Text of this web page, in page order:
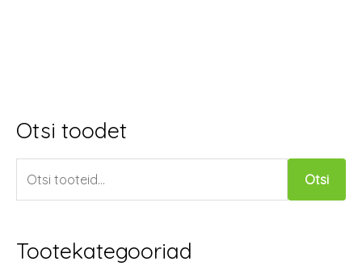
Otsi toodet
O
t
Otsi
Tootekategooriad